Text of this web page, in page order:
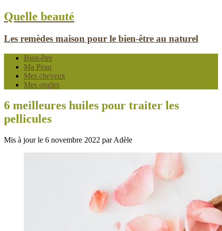
Quelle beauté
Les remèdes maison pour le bien-être au naturel
Bien-être
Ma Peau
Mes cheveux
Mes ongles
6 meilleures huiles pour traiter les
pellicules
Mis à jour le 6 novembre 2022 par Adèle